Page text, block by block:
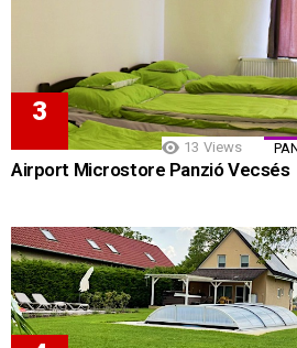
13 Views
Airport Microstore Panzió Vecsés